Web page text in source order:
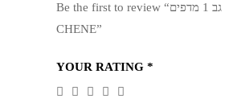
Be the first to review “כוננית גב 1 מדפים I דגם LE
CHENE”
YOUR RATING *